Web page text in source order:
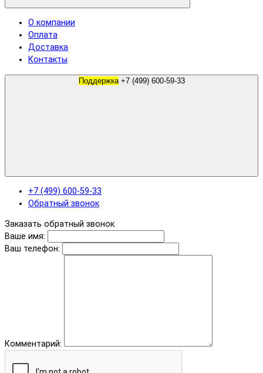
О компании
Оплата
Доставка
Контакты
Поддержка +7 (499) 600-59-33
+7 (499) 600-59-33
Обратный звонок
Заказать обратный звонок
Ваше имя:
Ваш телефон:
Комментарий: